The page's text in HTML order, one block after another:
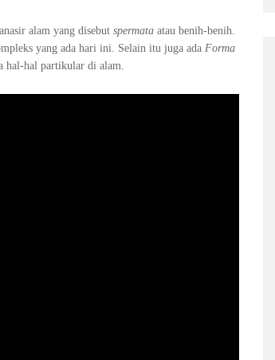
alam yang disebut spermata atau benih-benih.
yang ada hari ini. Selain itu juga ada Forma
hal-hal partikular di alam.